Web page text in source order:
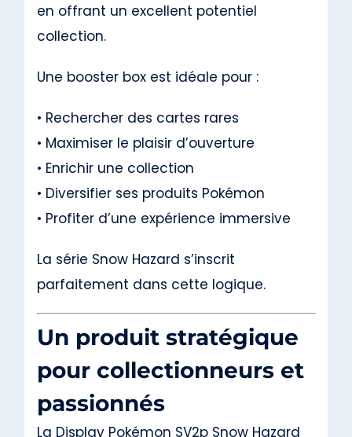
en offrant un excellent potentiel
collection.
Une booster box est idéale pour :
• Rechercher des cartes rares
• Maximiser le plaisir d’ouverture
• Enrichir une collection
• Diversifier ses produits Pokémon
• Profiter d’une expérience immersive
La série Snow Hazard s’inscrit
parfaitement dans cette logique.
Un produit stratégique
pour collectionneurs et
passionnés
La Display Pokémon SV2p Snow Hazard